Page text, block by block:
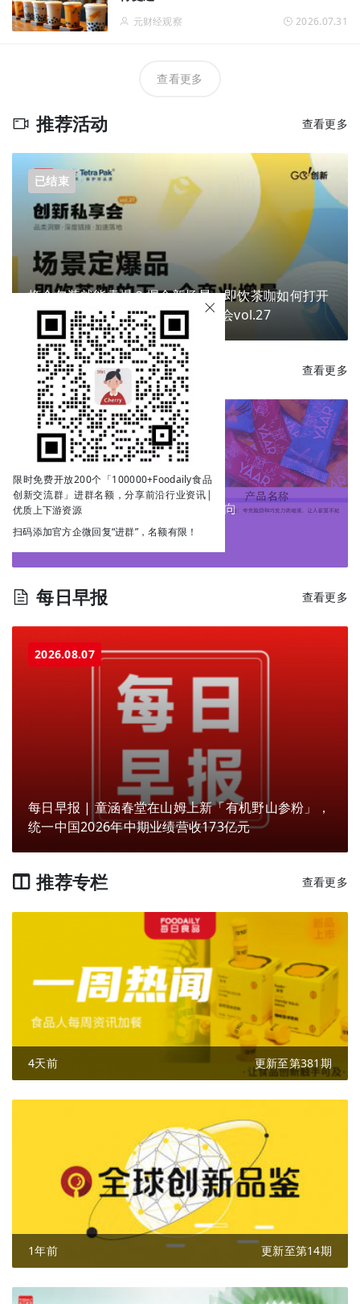
限时免费开放200个「100000+Foodaily食品
创新交流群」进群名额，分享前沿行业资讯|
优质上下游资源
扫码添加官方企微回复“进群”，名额有限！
元财经观察 2026.07.31
查看更多
推荐活动 查看更多
已结束
换个包装就能卖爆？掘金新场景，即饮茶咖如何打开
下一个商业增量？ | Go!创新私享会vol.27
每日新品 查看更多
每日早报 查看更多
2026.08.07
每日早报 | 童涵春堂在山姆上新「有机野山参粉」，
统一中国2026年中期业绩营收173亿元
推荐专栏 查看更多
4天前 更新至第381期
1年前 更新至第14期